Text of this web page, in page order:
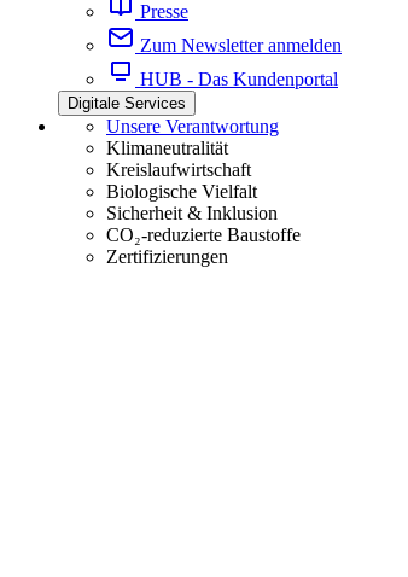
Presse
Zum Newsletter anmelden
HUB - Das Kundenportal
Digitale Services
Unsere Verantwortung
Klimaneutralität
Kreislaufwirtschaft
Biologische Vielfalt
Sicherheit & Inklusion
CO₂-reduzierte Baustoffe
Zertifizierungen